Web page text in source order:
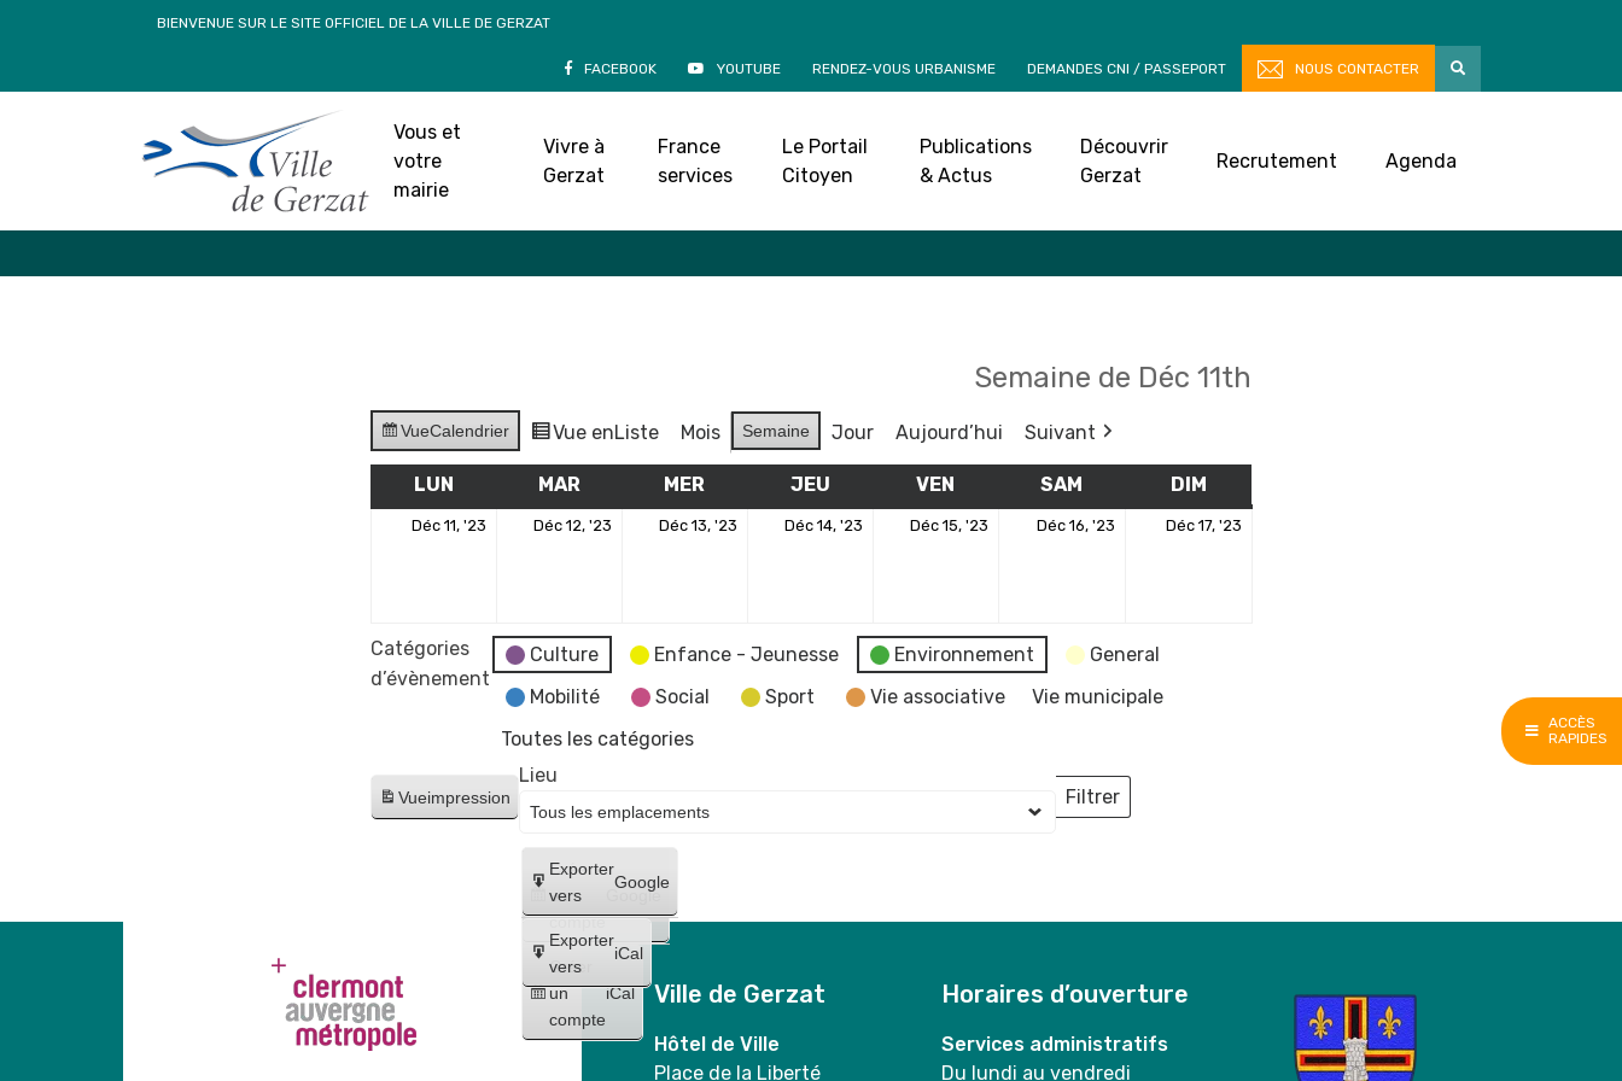
ACCÈS
RAPIDES
BIENVENUE SUR LE SITE OFFICIEL DE LA VILLE DE GERZAT
FACEBOOK YOUTUBE RENDEZ-VOUS URBANISME DEMANDES CNI / PASSEPORT NOUS CONTACTER
Vous et
votre
mairie
Vivre à
Gerzat
France
services
Le Portail
Citoyen
Publications
& Actus
Découvrir
Gerzat
Recrutement Agenda
Accueil»Agenda
Semaine de Déc 11th
VueCalendrier Vue enListe Mois Semaine Jour Aujourd’hui Suivant
LUN MARMARDI MER MERCREDIJEU VEN VENDREDISAM DIM
Déc 11, '23 Déc 12, '23 Déc 13, '23 Déc 14, '23 Déc 15, '23 Déc 16, '23 Déc 17, '23
Catégories
d’évènement
Culture Enfance - Jeunesse Environnement
General
Mobilité
Social Sport Vie associative
Vie municipale
Toutes les catégories
Vueimpression
Créer
un
compte
Google
Créer
un
compte
iCal
Exporter
vers
Google
Exporter
vers
iCal
Lieu
Filtrer
Lieux
Ville de Gerzat
Hôtel de Ville
Place de la Liberté
Horaires d’ouverture
Services administratifs
Du lundi au vendredi